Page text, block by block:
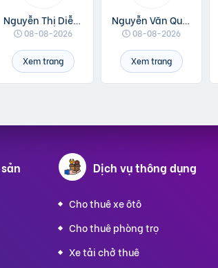
Nguyễn Thị Diễm Anh
08-08-2026
Xem trang
Nguyễn Văn Quang
08-08-2026
Xem trang
Dịch vụthông dụng
Cho thuê xe ôtô
Cho thuê phòng trọ
Xe tải chở thuê